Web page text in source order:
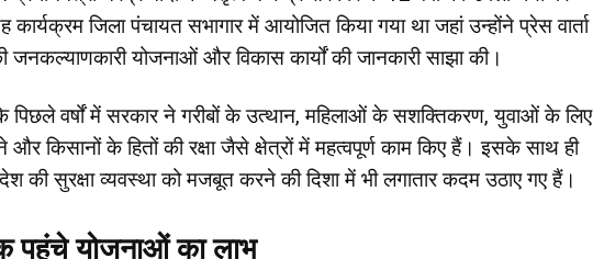
कार्यक्रम जिला पंचायत सभागार में आयोजित किया गया था जहां उन्होंने प्रेस वार्ता
योजनाओं और विकास कार्यों की जानकारी साझा की।
पिछले वर्षों में सरकार ने गरीबों के उत्थान, महिलाओं के सशक्तिकरण, युवाओं के लिए
किसानों के हितों की रक्षा जैसे क्षेत्रों में महत्वपूर्ण काम किए हैं। इसके साथ ही
की सुरक्षा व्यवस्था को मजबूत करने की दिशा में भी लगातार कदम उठाए गए हैं।
पहुंचे योजनाओं का लाभ